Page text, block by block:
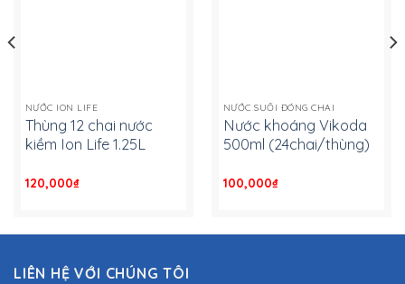
NƯỚC ION LIFE
Thùng 12 chai nước
kiềm Ion Life 1.25L
120,000₫-
NƯỚC SUỐI ĐÓNG CHAI
Nước khoáng Vikoda
500ml (24chai/thùng)
100,000₫-
LIÊN HỆ VỚI CHÚNG TÔI